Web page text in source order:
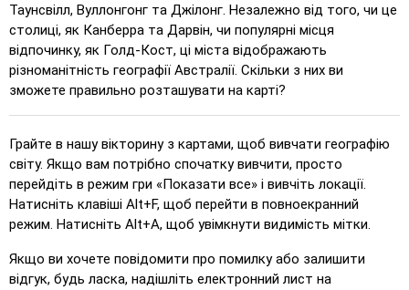
Натисніть на… (складно): Як 'Натисніть на…', але після
натискання місця повертаються до свого початкового
кольору.
Натисніть на… (без меж)
: Як 'Натисніть на…', але без
видимих меж, що ускладнює гру.
відображається лише прапор – без назв.
Широкий вибір: Виберіть правильний варіант із
чотирьох, натиснувши або використовуючи клавіші 1–4.
Тип випадковий: Вводьте назви місць у будь-якому
порядку; вони будуть підсвічені на карті у міру
проходження.
Таунсвілл, Вуллонгонг та Джілонг. Незалежно від того, чи це
столиці, як Канберра та Дарвін, чи популярні місця
відпочинку, як Голд-Кост, ці міста відображають
різноманітність географії Австралії. Скільки з них ви
зможете правильно розташувати на карті?
Грайте в нашу вікторину з картами, щоб вивчати географію
світу. Якщо вам потрібно спочатку вивчити, просто
перейдіть в режим гри «Показати все» і вивчіть локації.
Натисніть клавіші Alt+F, щоб перейти в повноекранний
режим. Натисніть Alt+A, щоб увімкнути видимість мітки.
Якщо ви хочете повідомити про помилку або залишити
відгук, будь ласка, надішліть електронний лист на